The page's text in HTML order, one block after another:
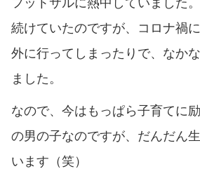
続けていたのですが、コロナ禍
外に行ってしまったりで、なか
ました。
なので、今はもっぱら子育てに
の男の子なのですが、だんだん
います（笑）